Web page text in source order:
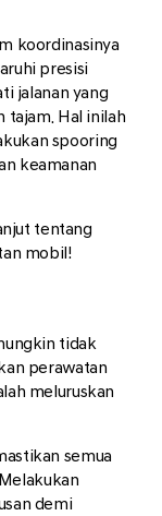
koordinasinya
presisi
jalanan yang
tajam. Hal inilah
spooring
keamanan
tentang
mobil!
tidak
perawatan
meluruskan
semua
demi